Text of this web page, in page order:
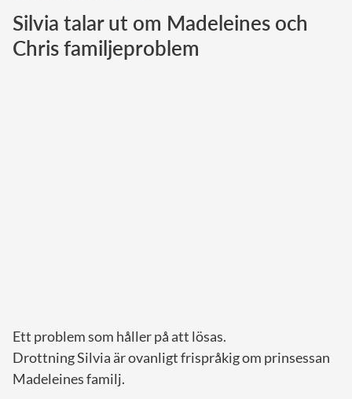
Norska kungahuset
Danska kungahuset
Silvia talar ut om Madeleines och
Chris familjeproblem
Ett problem som håller på att lösas.
Drottning Silvia är ovanligt frispråkig om prinsessan
Madeleines familj.